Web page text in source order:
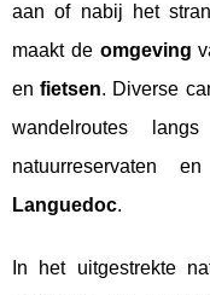
aan of nabij het
maakt de omgeving
enfietsen. Diverse
wandelroutes
natuurreservaten
Languedoc.
In het uitgestrekte